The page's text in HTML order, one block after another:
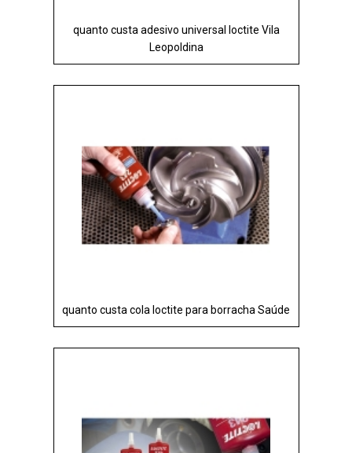
quanto custa adesivo universal loctite Vila
Leopoldina
quanto custa cola loctite para borracha Saúde